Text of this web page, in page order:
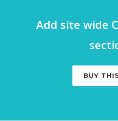
Add site wide
BUY